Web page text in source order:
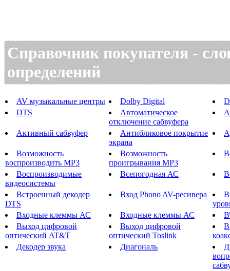
Справочник покупателя -
определений
AV музыкальные центры Dolby Digital
DTS
Автоматическое
отключение сабвуфера
Активный сабвуфер
Антибликовое покрытие
экрана
Возможность
воспроизводить MP3
Возможность
проигрывания MP3
Воспроизводимые
видеосистемы
Всепогодная АС
Встроенный декодер
DTS
Вход Phono AV-ресивера
Входные клеммы АС
Входные клеммы АС
Выход цифровой
оптический AT&T
Выход цифровой
оптический Toslink
Декодер звука
Диагональ